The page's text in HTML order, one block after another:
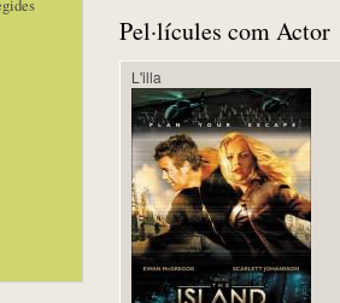
Pel·lícules com Actor
L'illa